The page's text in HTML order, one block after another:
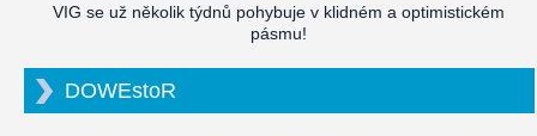
VIG se už několik týdnů pohybuje v klidném a optimistickém
pásmu!
DOWEstoR